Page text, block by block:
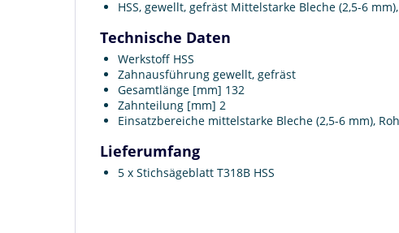
HSS, gewellt, gefräst Mittelstarke Bleche (2,5-6
Technische Daten
Werkstoff HSS
Zahnausführung gewellt, gefräst
Gesamtlänge [mm] 132
Zahnteilung [mm] 2
Einsatzbereiche mittelstarke Bleche (2,5-6 mm),
Lieferumfang
5 x Stichsägeblatt T318B HSS